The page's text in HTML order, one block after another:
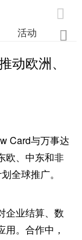

活动 业

动欧洲、
Card与万事达
欧、中东和非
全球推广。
企业结算、数
。合作中，